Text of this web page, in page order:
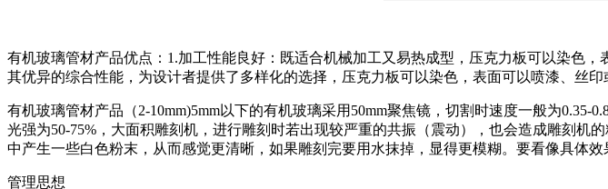
有机玻璃管材产品优点：1.加工性能良好：既适合机械加工又易热成型，压克力板可以染色
其优异的综合性能，为设计者提供了多样化的选择，压克力板可以染色，表面可以喷漆、丝
有机玻璃管材产品（2-10mm)5mm以下的有机玻璃采用50mm聚焦镜，切割时速度一般为0.35-
光强为50-75%，大面积雕刻机，进行雕刻时若出现较严重的共振（震动），也会造成雕刻
中产生一些白色粉末，从而感觉更清晰，如果雕刻完要用水抹掉，显得更模糊。要看像具体效
管理思想